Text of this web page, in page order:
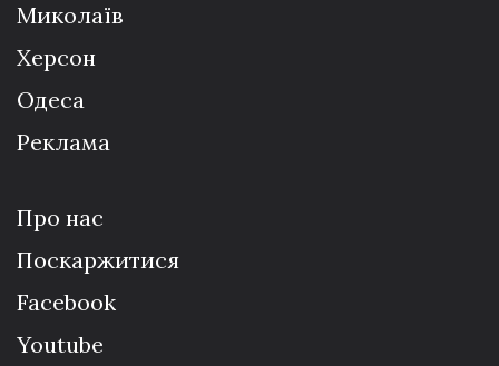
Миколаїв
Херсон
Одеса
Реклама
Про нас
Поскаржитися
Facebook
Youtube